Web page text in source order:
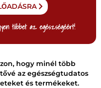
többet az egészségéért!
hogy minél több
az egészségtudatos
és termékeket.